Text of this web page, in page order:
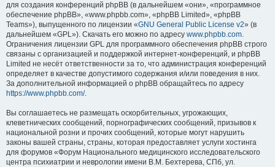
для создания конференций phpBB (в дальнейшем «они», «программное
обеспечение phpBB», «www.phpbb.com», «phpBB Limited», «phpBB
Teams»), выпущенного по лицензии «GNU General Public License v2» (в
дальнейшем «GPL»). Скачать его можно по адресу www.phpbb.com.
Ограничения лицензии GPL для программного обеспечения phpBB строго
связаны с организацией и поддержкой интернет-конференций, и phpBB
Limited не несёт ответственности за то, что администрация конференций
определяет в качестве допустимого содержания и/или поведения в них.
За дополнительной информацией о phpBB обращайтесь по адресу
https://www.phpbb.com/.
Вы соглашаетесь не размещать оскорбительных, угрожающих,
клеветнических сообщений, порнографических сообщений, призывов к
национальной розни и прочих сообщений, которые могут нарушить
законы вашей страны, страны, которая предоставляет услуги хостинга
для форумов «Форум Национального медицинского исследовательского
центра психиатрии и неврологии имени В.М. Бехтерева, СПб, ул.